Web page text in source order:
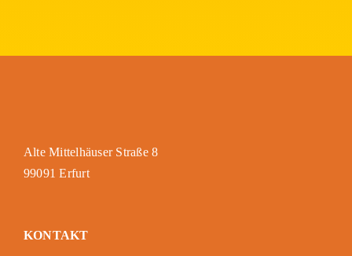
Alte Mittelhäuser Straße 8
99091 Erfurt
KONTAKT